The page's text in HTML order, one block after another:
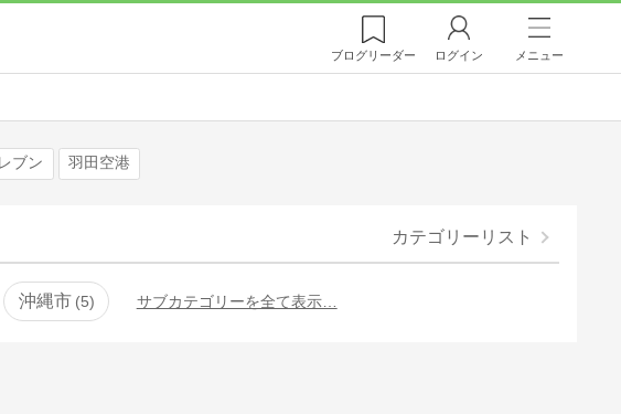
ブログリーダー ログイン メニュー
ブン 羽田空港
カテゴリーリスト
沖縄市 5 サブカテゴリーを全て表示…